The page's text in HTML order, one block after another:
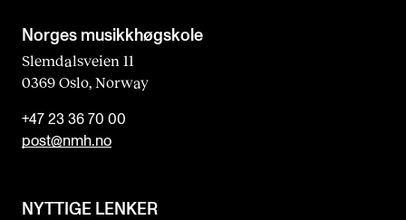
Norges musikk­høgskole
Slemdalsveien 11
0369 Oslo, Norway
+47 23 36 70 00
post@nmh.no
NYTTIGE LENKER